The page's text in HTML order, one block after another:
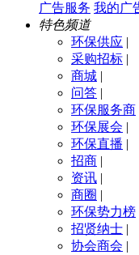
广告服务 我的广
特色频道
环保供应 |
采购招标 |
商城 |
问答 |
环保服务商
环保展会 |
环保直播 |
招商 |
资讯 |
商圈 |
环保势力榜
招贤纳士 |
协会商会 |